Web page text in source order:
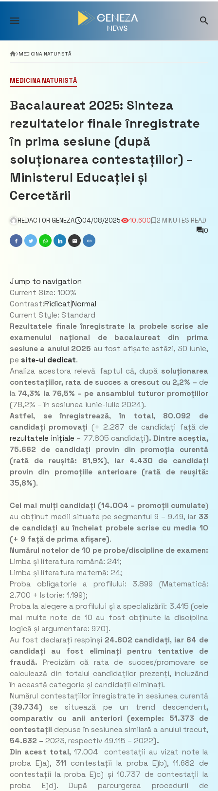
Skip
content
MEDICINA NATURISTĂ
MEDICINA NATURISTĂ
Bacalaureat 2025: Sinteza
rezultatelor finale înregistrate
în prima sesiune (după
soluționarea contestațiilor) –
Ministerul Educației și
Cercetării
REDACTOR GENEZA 04/08/2025 10.600
2 MINUTES READ
0
Jump to navigation
Current Size: 100%
Contrast:Ridicat Normal
Current Style: Standard
Rezultatele finale înregistrate la probele scrise ale
examenului național de bacalaureat din prima
sesiune a anului 2025 au fost afișate astăzi, 30 iunie,
pe site-ul dedicat.
Analiza acestora relevă faptul că, după soluționarea
contestațiilor, rata de succes a crescut cu 2,2% – de
la74,3% la 76,5% – pe ansamblul tuturor promoțiilor
(78,2% – în sesiunea iunie-iulie 2024).
Astfel, se înregistrează, în total, 80.092 de
candidați promovați (+ 2.287 de candidați față de
rezultatele inițiale – 77.805 candidați). Dintre aceștia,
75.662 de candidați provin din promoția curentă
(rată de reușită: 81,9%), iar 4.430 de candidați
provin din promoțiile anterioare (rată de reușită:
35,8%).
Cei mai mulți candidați (14.004 – promoții cumulate)
au obținut medii situate pe segmentul 9 – 9.49, iar 33
de candidați au încheiat probele scrise cu media 10
(+ 9 față de prima afișare).
Numărul notelor de 10 pe probe/discipline de examen:
Limba și literatura română: 241;
Limba și literatura maternă: 24;
Proba obligatorie a profilului: 3.899 (Matematică:
2.700 + Istorie: 1.199);
Proba la alegere a profilului și a specializării: 3.415 (cele
mai multe note de 10 au fost obținute la disciplina
logică și argumentare: 970).
Au fost declarați respinși 24.602 candidați, iar 64 de
candidați au fost eliminați pentru tentative de
fraudă. Precizăm că rata de succes/promovare se
calculează din totalul candidaților prezenți, incluzând
în această categorie și candidații eliminați.
Numărul contestațiilor înregistrate în sesiunea curentă
(39.734) se situează pe un trend descendent,
comparativ cu anii anteriori (exemple: 51.373 de
contestații depuse în sesiunea similară a anului trecut,
54.632 – 2023, respectiv 49.115 – 2022).
Din acest total, 17.004 contestații au vizat note la
proba E)a), 311 contestații la proba E)b), 11.682 de
contestații la proba E)c) și 10.737 de contestații la
proba E)d). După parcurgerea procedurii de